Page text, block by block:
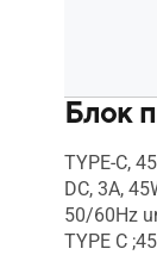
Блок
TYPE-C,
DC, 3A,
50/60Hz
TYPE C